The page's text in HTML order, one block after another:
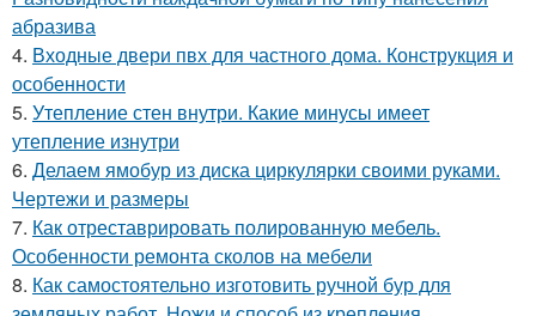
абразива
4. Входные двери пвх для частного дома. Конструкция и
особенности
5. Утепление стен внутри. Какие минусы имеет
утепление изнутри
6. Делаем ямобур из диска циркулярки своими руками.
Чертежи и размеры
7. Как отреставрировать полированную мебель.
Особенности ремонта сколов на мебели
8. Как самостоятельно изготовить ручной бур для